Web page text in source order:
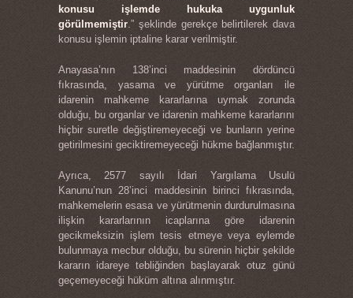
konusu işlemde hukuka uygunluk
görülmemiştir.” şeklinde gerekçe belirtilerek dava
konusu işlemin iptaline karar verilmiştir.
Anayasa’nın 138’inci maddesinin dördüncü
fıkrasında, yasama ve yürütme organları ile
idarenin mahkeme kararlarına uymak zorunda
olduğu, bu organlar ve idarenin mahkeme kararlarını
hiçbir suretle değiştiremeyeceği ve bunların yerine
getirilmesini geciktiremeyeceği hükme bağlanmıştır.
Ayrıca, 2577 sayılı İdari Yargılama Usulü
Kanunu’nun 28’inci maddesinin birinci fıkrasında,
mahkemelerin esasa ve yürütmenin durdurulmasına
ilişkin kararlarının icaplarına göre idarenin
gecikmeksizin işlem tesis etmeye veya eylemde
bulunmaya mecbur olduğu, bu sürenin hiçbir şekilde
kararın idareye tebliğinden başlayarak otuz günü
geçemeyeceği hüküm altına alınmıştır.